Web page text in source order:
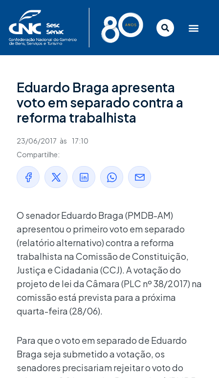
conteúdo
Eduardo Braga apresenta
voto em separado contra a
reforma trabalhista
23/06/2017 às
17:10
Compartilhe:
O senador Eduardo Braga (PMDB-AM)
apresentou o primeiro voto em separado
(relatório alternativo) contra a reforma
trabalhista na Comissão de Constituição,
Justiça e Cidadania (CCJ). A votação do
projeto de lei da Câmara (PLC nº 38/2017) na
comissão está prevista para a próxima
quarta-feira (28/06).
Para que o voto em separado de Eduardo
Braga seja submetido a votação, os
senadores precisariam rejeitar o voto do